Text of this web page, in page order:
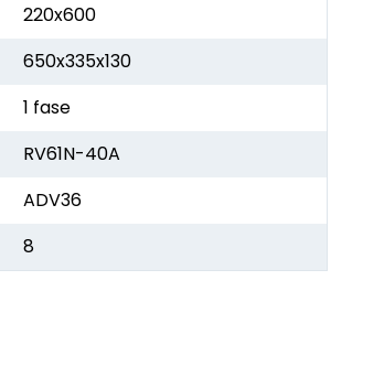
220x600
650x335x130
1 fase
RV61N-40A
ADV36
8